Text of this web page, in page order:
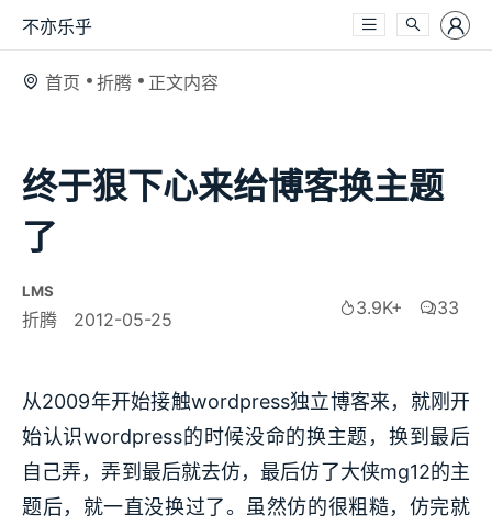
不亦乐乎
首页 折腾 正文内容
终于狠下心来给博客换主题
了
LMS
折腾 2012-05-25
3.9K+ 33
从2009年开始接触wordpress独立博客来，就刚开
始认识wordpress的时候没命的换主题，换到最后
自己弄，弄到最后就去仿，最后仿了大侠mg12的主
题后，就一直没换过了。虽然仿的很粗糙，仿完就